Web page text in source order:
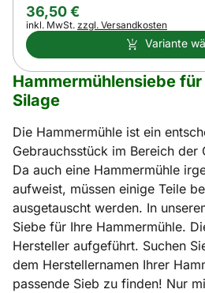
36,50€
Steuerhinweis:
inkl. MwSt. zzgl. Versandkosten
Variante
Hammermühlensiebe
Silage
Die Hammermühle ist ein
Gebrauchsstück im Bereich der
Da auch eine Hammermühle
aufweist, müssen einige Teile
ausgetauscht werden. In
Siebe für Ihre Hammermühle.
Hersteller aufgeführt. Suchen
dem Herstellernamen Ihrer
passende Sieb zu finden! Nur